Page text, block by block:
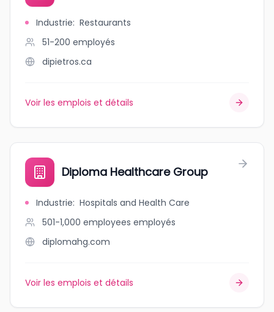
Industrie: Restaurants
51-200 employés
dipietros.ca
Voir les emplois et détails
Diploma Healthcare Group
Industrie: Hospitals and Health Care
501-1,000 employees employés
diplomahg.com
Voir les emplois et détails